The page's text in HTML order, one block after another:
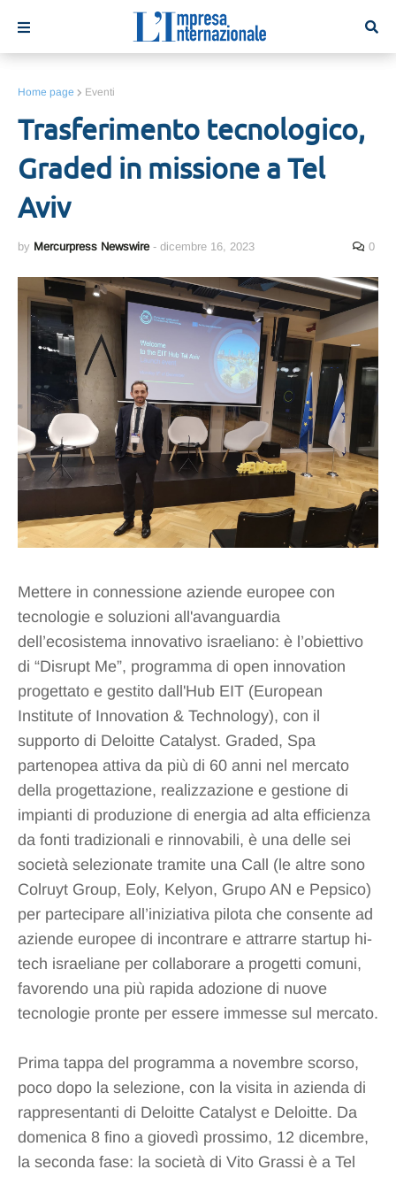
Home page Eventi
Trasferimento tecnologico,
Graded in missione a Tel
Aviv
by Mercurpress Newswire - dicembre 16, 2023 0
Mettere in connessione aziende europee con
tecnologie e soluzioni all'avanguardia
dell’ecosistema innovativo israeliano: è l’obiettivo
di “Disrupt Me”, programma di open innovation
progettato e gestito dall'Hub EIT (European
Institute of Innovation & Technology), con il
supporto di Deloitte Catalyst. Graded, Spa
partenopea attiva da più di 60 anni nel mercato
della progettazione, realizzazione e gestione di
impianti di produzione di energia ad alta efficienza
da fonti tradizionali e rinnovabili, è una delle sei
società selezionate tramite una Call (le altre sono
Colruyt Group, Eoly, Kelyon, Grupo AN e Pepsico)
per partecipare all’iniziativa pilota che consente ad
aziende europee di incontrare e attrarre startup hi-
tech israeliane per collaborare a progetti comuni,
favorendo una più rapida adozione di nuove
tecnologie pronte per essere immesse sul mercato.
Prima tappa del programma a novembre scorso,
poco dopo la selezione, con la visita in azienda di
rappresentanti di Deloitte Catalyst e Deloitte. Da
domenica 8 fino a giovedì prossimo, 12 dicembre,
la seconda fase: la società di Vito Grassi è a Tel